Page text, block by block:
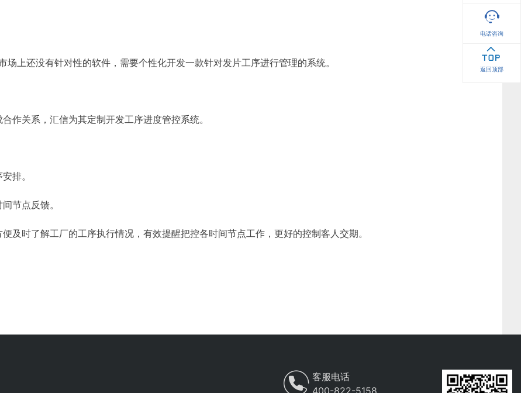
上还没有针对性的软件，需要个性化开发一款针对发片工序进行管理的系统。
作关系，汇信为其定制开发工序进度管控系统。
排。
节点反馈。
及时了解工厂的工序执行情况，有效提醒把控各时间节点工作，更好的控制客人交期。
电话咨询
返回顶部
客服电话
400-822-5158